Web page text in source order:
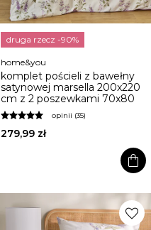
druga rzecz -90%
home&you
komplet pościeli z bawełny
satynowej marsella 200x220
cm z 2 poszewkami 70x80
opinii (35)
279,99 zł
shopping_bag
favorite